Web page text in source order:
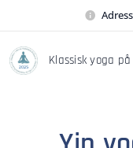
Klassisk yoga